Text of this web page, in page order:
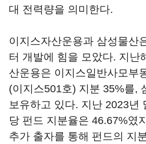
대 전력량을 의미한다.
이지스자산운용과 삼성물산
터 개발에 힘을 모았다. 지난
산운용은 이지스일반사모부
(이지스501호) 지분 35%를,
보유하고 있다. 지난 2023년
당 펀드 지분율은 46.67%였
추가 출자를 통해 펀드의 지